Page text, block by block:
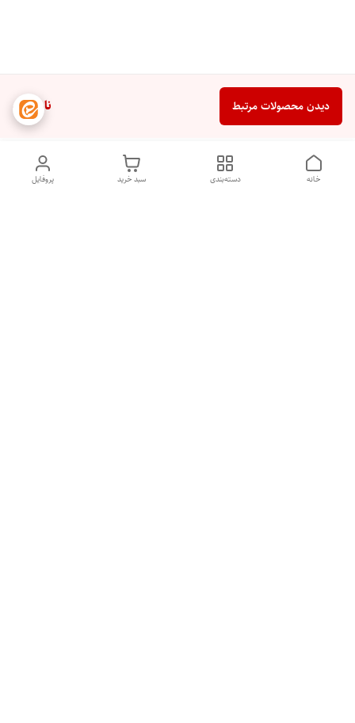
ناموجود دیدن محصولات مرتبط
پروفایل سبد خرید دسته‌بندی خانه